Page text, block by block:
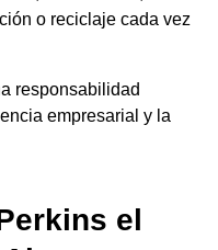
o reciclaje cada vez
responsabilidad
empresarial y la
el